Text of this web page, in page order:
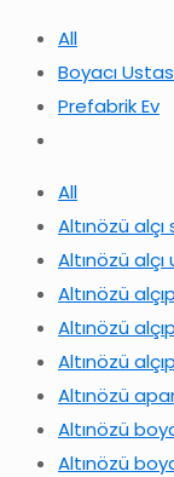
All
Boyacı
Prefabrik Ev
All
Altınözü alçı
Altınözü alçı
Altınözü
Altınözü
Altınözü
Altınözü
Altınözü
Altınözü